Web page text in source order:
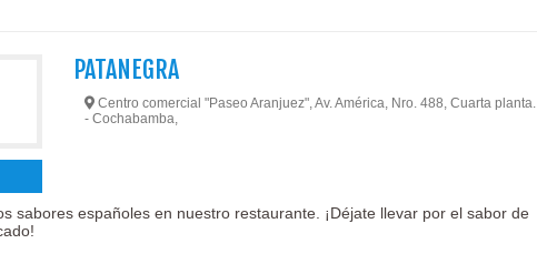
PATANEGRA
Centro comercial "Paseo Aranjuez", Av. América, Nro. 488, Cuarta planta.
- Cochabamba,
sabores españoles en nuestro restaurante. ¡Déjate llevar por el sabor de